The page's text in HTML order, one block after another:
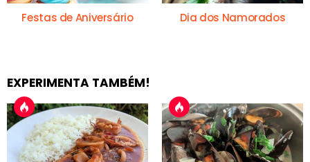
Festas de Aniversário Dia dos Namorados
EXPERIMENTA TAMBÉM!